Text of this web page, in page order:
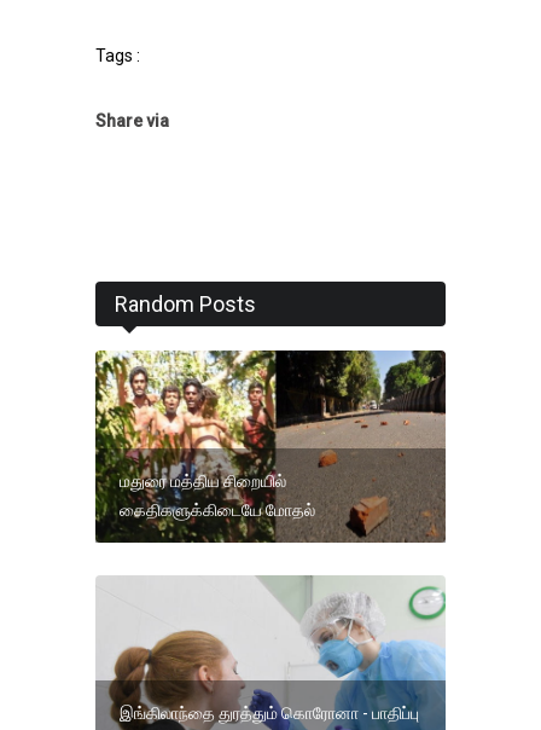
Tags :
Share via
Random Posts
மதுரை மத்திய சிறையில்
கைதிகளுக்கிடையே மோதல்
இங்கிலாந்தை துரத்தும் கொரோனா - பாதிப்பு